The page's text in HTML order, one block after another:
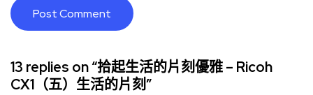
13 replies on “拾起生活的片刻優雅 – Ricoh
CX1（五）生活的片刻”